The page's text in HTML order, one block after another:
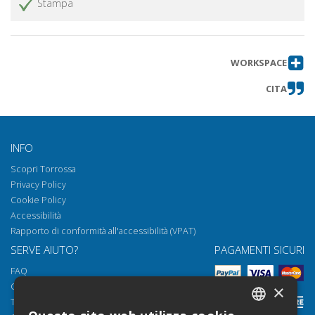
Stampa
WORKSPACE
CITA
INFO
Scopri Torrossa
Privacy Policy
Cookie Policy
Accessibilità
Rapporto di conformità all'accessibilità (VPAT)
SERVE AIUTO?
FAQ
Come aprire i nostri documenti
Torrossa Reader
PAGAMENTI SICURI
×